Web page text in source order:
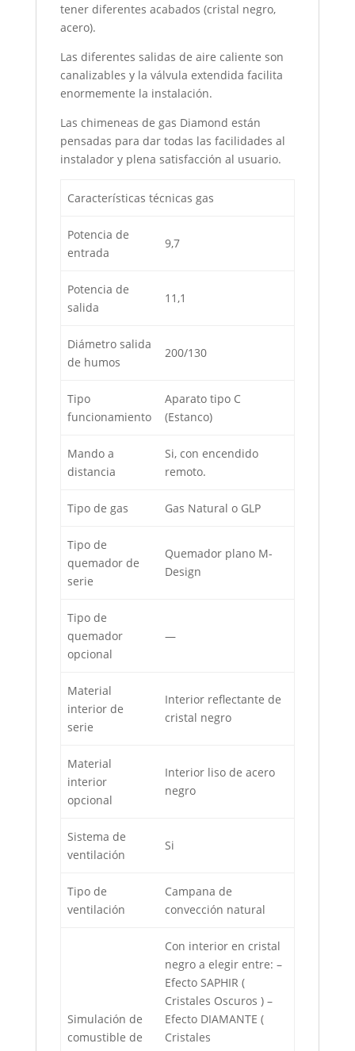
tener diferentes acabados (cristal negro,
acero).
Las diferentes salidas de aire caliente son
canalizables y la válvula extendida facilita
enormemente la instalación.
Las chimeneas de gas Diamond están
pensadas para dar todas las facilidades al
instalador y plena satisfacción al usuario.
Características técnicas gas
Potencia de
entrada
9,7
Potencia de
salida
11,1
Diámetro salida
de humos
200/130
Tipo
funcionamiento
Aparato tipo C
(Estanco)
Mando a
distancia
Si, con encendido
remoto.
Tipo de gas Gas Natural o GLP
Tipo de
quemador de
serie
Quemador plano M-
Design
Tipo de
quemador
opcional
—
Material
interior de
serie
Interior reflectante de
cristal negro
Material
interior
opcional
Interior liso de acero
negro
Sistema de
ventilación
Si
Tipo de
ventilación
Campana de
convección natural
Simulación de
comustible de
Con interior en cristal
negro a elegir entre: –
Efecto SAPHIR (
Cristales Oscuros ) –
Efecto DIAMANTE (
Cristales